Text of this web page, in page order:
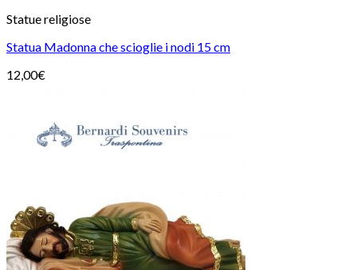
Statue religiose
Statua Madonna che scioglie i nodi 15 cm
12,00€